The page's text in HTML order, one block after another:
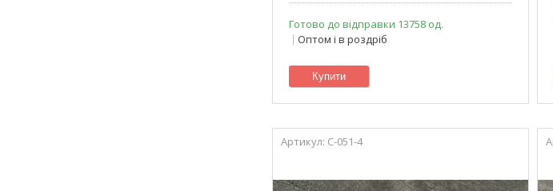
Готово до відправки 13758 од.
Оптом і в роздріб
Купити
C-051-4